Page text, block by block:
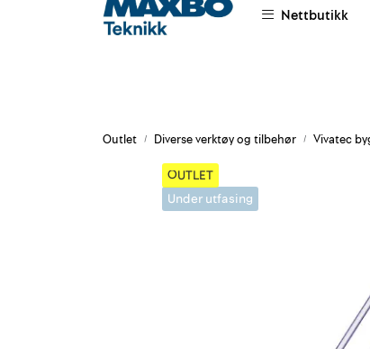
Skip to main content
Om oss | Leievilkår
Nettbutikk
Outlet Diverse verktøy og tilbehør Vivatec
Under utfasing
OUTLET